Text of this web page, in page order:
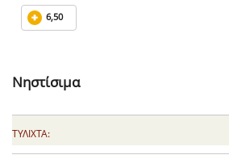
6,50
Νηστίσιμα
ΤΥΛΙΧΤΑ: